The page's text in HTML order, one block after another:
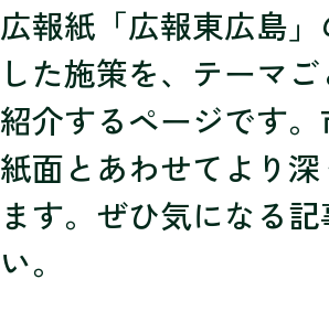
広報紙「広報東広島
した施策を、テーマ
紹介するページです
紙面とあわせてより
ます。ぜひ気になる
い。